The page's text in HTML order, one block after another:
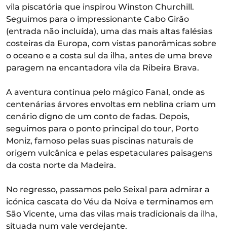
vila piscatória que inspirou Winston Churchill.
Seguimos para o impressionante Cabo Girão
(entrada não incluída), uma das mais altas falésias
costeiras da Europa, com vistas panorâmicas sobre
o oceano e a costa sul da ilha, antes de uma breve
paragem na encantadora vila da Ribeira Brava.
A aventura continua pelo mágico Fanal, onde as
centenárias árvores envoltas em neblina criam um
cenário digno de um conto de fadas. Depois,
seguimos para o ponto principal do tour, Porto
Moniz, famoso pelas suas piscinas naturais de
origem vulcânica e pelas espetaculares paisagens
da costa norte da Madeira.
No regresso, passamos pelo Seixal para admirar a
icónica cascata do Véu da Noiva e terminamos em
São Vicente, uma das vilas mais tradicionais da ilha,
situada num vale verdejante.